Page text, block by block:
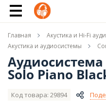
Имя
Телефон
Главная
Акустика и Hi-Fi
Акустика и аудиосистемы
Solo Piano
Код товара: 29894